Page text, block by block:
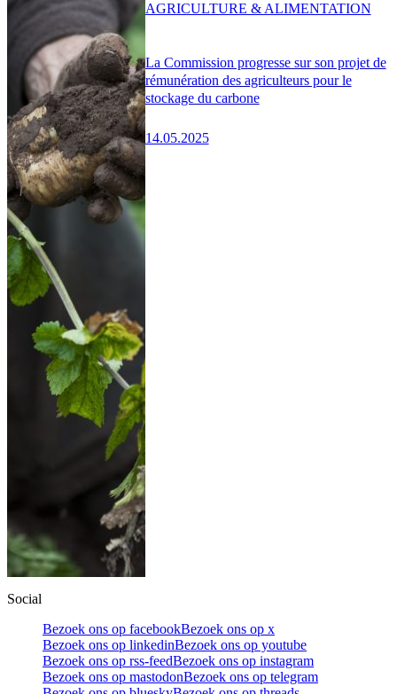
La Commission progresse sur son projet de
rémunération des agriculteurs pour le
stockage du carbone
14.05.2025
AGRICULTURE & ALIMENTATION
Social
Bezoek ons op facebookBezoek ons op x
Bezoek ons op linkedinBezoek ons op youtube
Bezoek ons op rss-feedBezoek ons op instagram
Bezoek ons op mastodonBezoek ons op telegram